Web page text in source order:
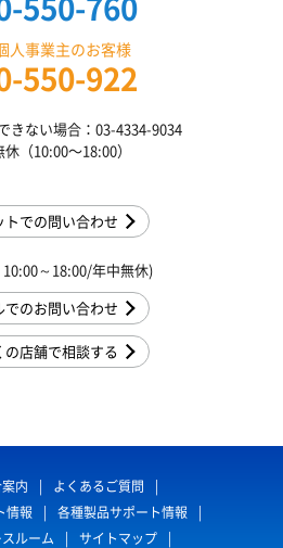
人事業主のお客様
550-922
きない場合：03-4334-9034
（10:00〜18:00）
トでの問い合わせ
～18:00/年中無休)
でのお問い合わせ
の店舗で相談する
内
よくあるご質問
情報
各種製品サポート情報
ルーム サイトマップ